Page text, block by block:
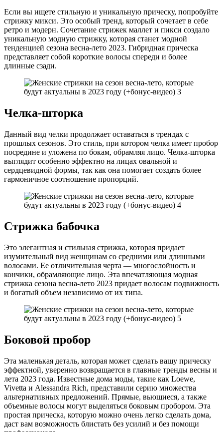
Если вы ищете стильную и уникальную прическу, попробуйте
стрижку микси. Это особый тренд, который сочетает в себе
ретро и модерн. Сочетание стрижек маллет и пикси создало
уникальную модную стрижку, которая станет модной
тенденцией сезона весна-лето 2023. Гибридная прическа
представляет собой короткие волосы спереди и более
длинные сзади.
Челка-шторка
Данный вид челки продолжает оставаться в трендах с
прошлых сезонов. Это стиль, при котором челка имеет пробор
посредине и уложена по бокам, обрамляя лицо. Челка-шторка
выглядит особенно эффектно на лицах овальной и
сердцевидной формы, так как она помогает создать более
гармоничное соотношение пропорций.
Стрижка бабочка
Это элегантная и стильная стрижка, которая придает
изумительный вид женщинам со средними или длинными
волосами. Ее отличительная черта — многослойность и
кончики, обрамляющие лицо. Эта впечатляющая модная
стрижка сезона весна-лето 2023 придает волосам подвижность
и богатый объем независимо от их типа.
Боковой пробор
Эта маленькая деталь, которая может сделать вашу прическу
эффектной, уверенно возвращается в главные тренды весны и
лета 2023 года. Известные дома моды, такие как Loewe,
Vivetta и Alessandra Rich, представили серию множества
альтернативных предложений. Прямые, вьющиеся, а также
объемные волосы могут выделяться боковым пробором. Эта
простая прическа, которую можно очень легко сделать дома,
даст вам возможность блистать без усилий и без помощи